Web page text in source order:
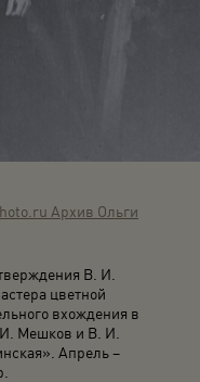
Архив Ольги
В. И.
цветной
вхождения в
Мешков и В. И.
Апрель –